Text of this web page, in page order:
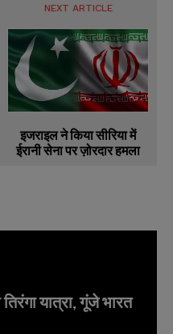
NEXT ARTICLE
इजराइल ने किया सीरिया में
ईरानी सेना पर ज़ोरदार हमला
यात्रा, गूंजे भारत